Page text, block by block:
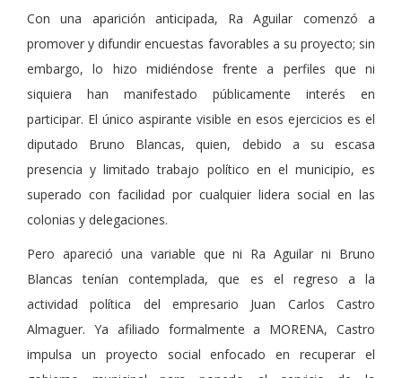
Con una aparición anticipada, Ra Aguilar comenzó a
promover y difundir encuestas favorables a su proyecto; sin
embargo, lo hizo midiéndose frente a perfiles que ni
siquiera han manifestado públicamente interés en
participar. El único aspirante visible en esos ejercicios es el
diputado Bruno Blancas, quien, debido a su escasa
presencia y limitado trabajo político en el municipio, es
superado con facilidad por cualquier lidera social en las
colonias y delegaciones.
Pero apareció una variable que ni Ra Aguilar ni Bruno
Blancas tenían contemplada, que es el regreso a la
actividad política del empresario Juan Carlos Castro
Almaguer. Ya afiliado formalmente a MORENA, Castro
impulsa un proyecto social enfocado en recuperar el